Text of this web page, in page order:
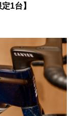
1台】